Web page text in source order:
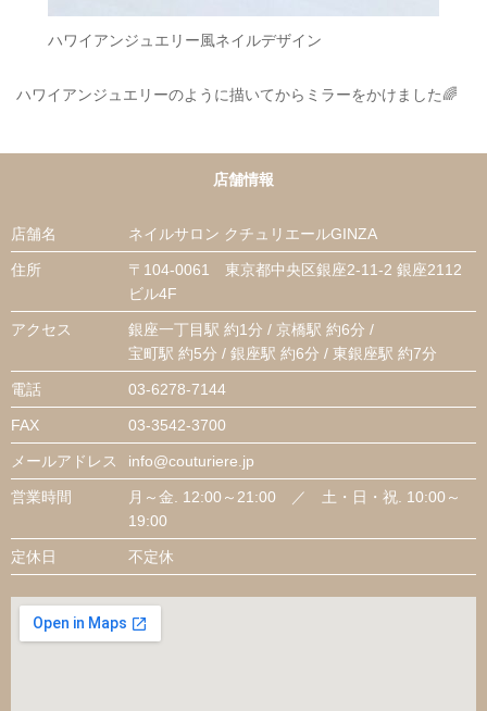
ハワイアンジュエリー風ネイルデザイン
ハワイアンジュエリーのように描いてからミラーをかけました🌈
店舗情報
店舗名 ネイルサロン クチュリエールGINZA
住所
〒104-0061 東京都中央区銀座2-11-2 銀座2112
ビル4F
アクセス
銀座一丁目駅 約1分 / 京橋駅 約6分 /
宝町駅 約5分 / 銀座駅 約6分 / 東銀座駅 約7分
電話 03-6278-7144
FAX 03-3542-3700
メールアドレス info@couturiere.jp
営業時間
月～金. 12:00～21:00 ／ 土・日・祝. 10:00～
19:00
定休日 不定休